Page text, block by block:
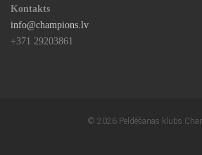
Kontakts
info@champions.lv
+371 29203861
© 2026 Peldēšanas klubs